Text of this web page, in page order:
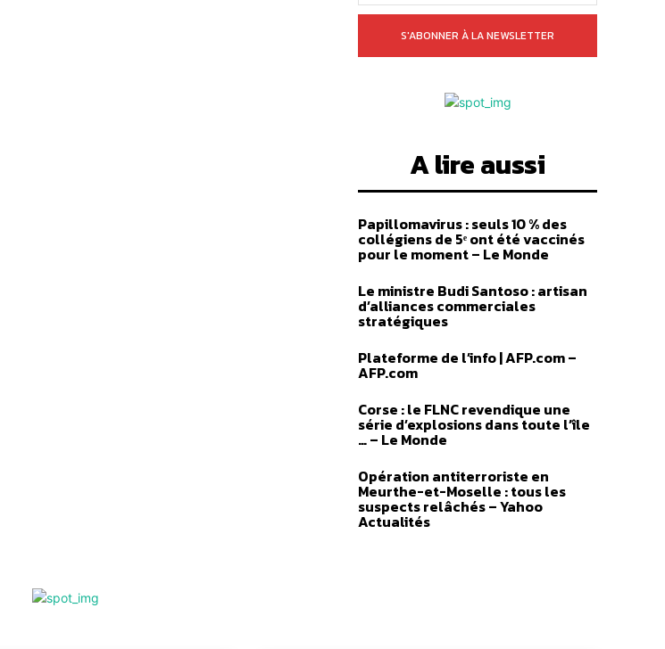
S'ABONNER À LA NEWSLETTER
A lire aussi
Papillomavirus : seuls 10 % des
collégiens de 5ᵉ ont été vaccinés
pour le moment – Le Monde
Le ministre Budi Santoso : artisan
d’alliances commerciales
stratégiques
Plateforme de l’info | AFP.com –
AFP.com
Corse : le FLNC revendique une
série d’explosions dans toute l’île
… – Le Monde
Opération antiterroriste en
Meurthe-et-Moselle : tous les
suspects relâchés – Yahoo
Actualités